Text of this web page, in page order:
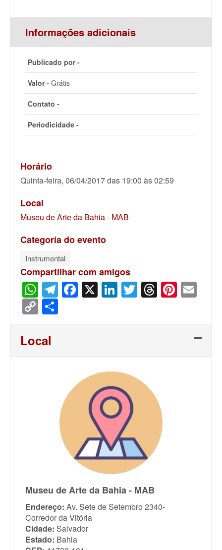
Informações adicionais
Publicado por -
Valor - Grátis
Contato -
Periodicidade -
Horário
Quinta-feira, 06/04/2017 das 19:00 às 02:59
Local
Museu de Arte da Bahia - MAB
Categoria do evento
Instrumental
Compartilhar com amigos
WhatsApp
Telegram
Facebook
X LinkedIn
Twitter
Threads
Copy
Link
Local
Museu de Arte da Bahia - MAB
Endereço: Av. Sete de Setembro 2340-
Corredor da Vitória
Cidade: Salvador
Estado: Bahia